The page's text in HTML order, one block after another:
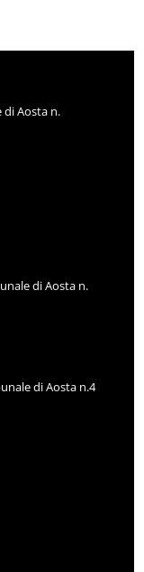
Aosta n.
di Aosta n.
di Aosta n.4